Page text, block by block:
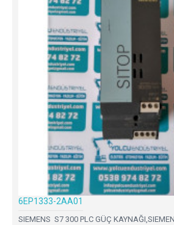
6EP1333-2AA01
SIEMENS S7 300 PLC GÜÇ